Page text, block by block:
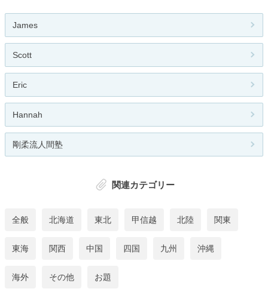
James
Scott
Eric
Hannah
剛柔流人間塾
関連カテゴリー
全般 北海道 東北 甲信越 北陸 関東
東海 関西 中国 四国 九州 沖縄
海外 その他 お題